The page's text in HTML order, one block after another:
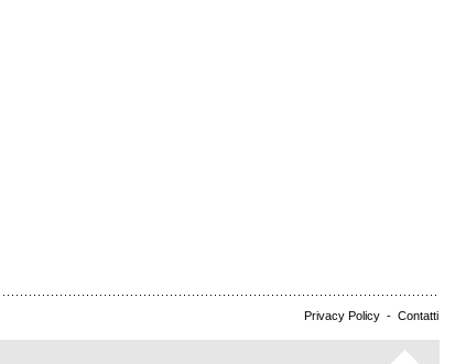
Privacy Policy - Contatti